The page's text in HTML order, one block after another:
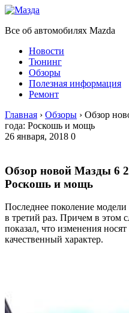
Все об автомобилях Mazda
Новости
Тюнинг
Обзоры
Полезная информация
Ремонт
Главная › Обзоры › Обзор
года: Роскошь и мощь
26 января, 2018 0
Обзор новой Мазды 6
Роскошь и мощь
Последнее поколение
в третий раз. Причем в этом
показал, что изменения
качественный характер.